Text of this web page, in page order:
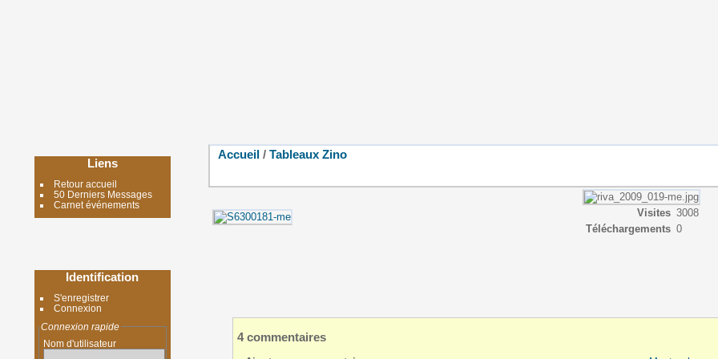
Liens
Retour accueil
50 Derniers Messages
Carnet événements
Identification
S'enregistrer
Connexion
Connexion rapide
Nom d'utilisateur
Accueil / Tableaux Zino
Visites 3008
Téléchargements 0
4 commentaires